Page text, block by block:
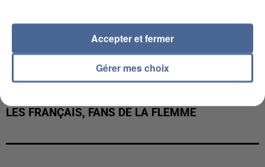
LES FRANÇAIS, FANS DE LA FLEMME
Gérer mes choix
Accepter et fermer